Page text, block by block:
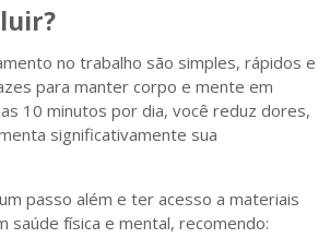
no trabalho são simples, rápidos e
para manter corpo e mente em
10 minutos por dia, você reduz dores,
significativamente sua
passo além e ter acesso a materiais
saúde física e mental, recomendo: